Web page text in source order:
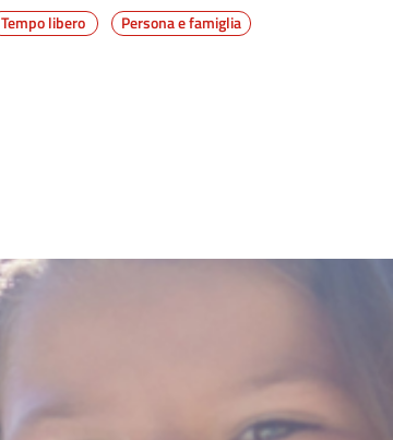
Tempo libero Persona e famiglia